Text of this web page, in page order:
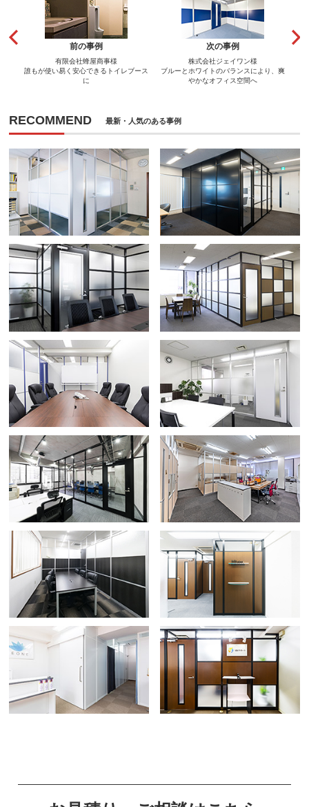
前の事例
有限会社蜂屋商事様
誰もが使い易く安心できるトイレブース
に
次の事例
株式会社ジェイワン様
ブルーとホワイトのバランスにより、爽
やかなオフィス空間へ
RECOMMEND 最新・人気のある事例